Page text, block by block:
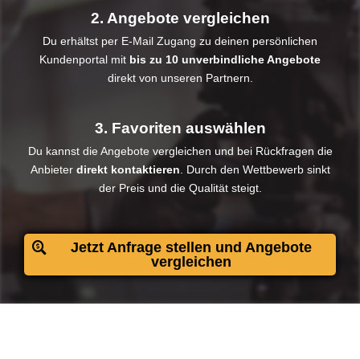
2. Angebote vergleichen
Du erhältst per E-Mail Zugang zu deinen persönlichen
Kundenportal mit bis zu 10 unverbindliche Angebote
direkt von unseren Partnern.
3. Favoriten auswählen
Du kannst die Angebote vergleichen und bei Rückfragen die
Anbieter direkt kontaktieren. Durch den Wettbewerb sinkt
der Preis und die Qualität steigt.​
Jetzt Anfrage stellen und Angebote
vergleichen